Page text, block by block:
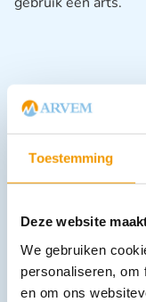
Toestemming
Deze website
We gebruiken
personaliseren, om
en om ons
Andere
categorie: